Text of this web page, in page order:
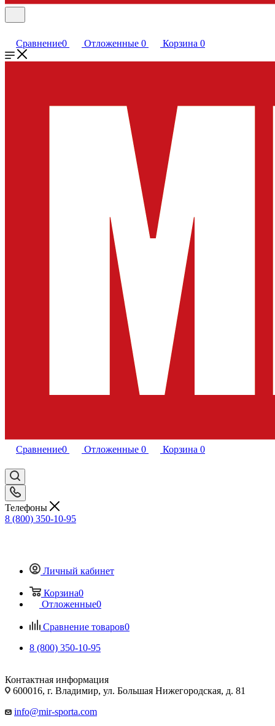
Сравнение0 Отложенные 0 Корзина 0
Сравнение0 Отложенные 0 Корзина 0
Телефоны
8 (800) 350-10-95
Личный кабинет
Корзина0
Отложенные0
Сравнение товаров0
8 (800) 350-10-95
Контактная информация
600016, г. Владимир, ул. Большая Нижегородская, д. 81
info@mir-sporta.com